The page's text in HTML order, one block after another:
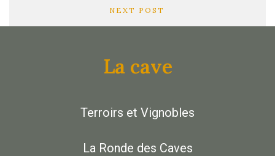
NEXT POST
La cave
Terroirs et Vignobles
La Ronde des Caves